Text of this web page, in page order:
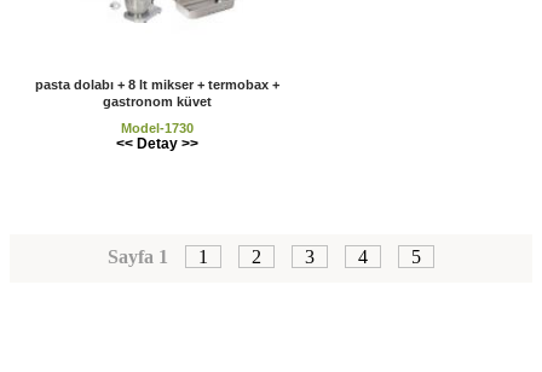
pasta dolabı + 8 lt mikser + termobax +
gastronom küvet
Model-1730
<< Detay >>
Sayfa 1 1 2 3 4 5